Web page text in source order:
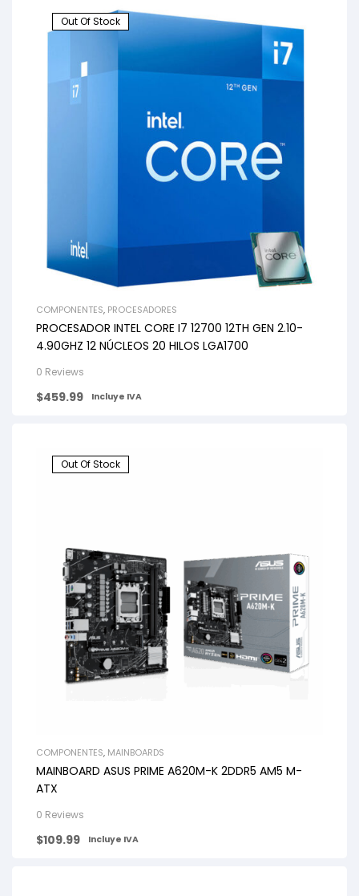
Out Of Stock
COMPONENTES, PROCESADORES
PROCESADOR INTEL CORE I7 12700 12TH GEN 2.10-
4.90GHZ 12 NÚCLEOS 20 HILOS LGA1700
0 Reviews
$459.99 Incluye IVA
Out Of Stock
COMPONENTES, MAINBOARDS
MAINBOARD ASUS PRIME A620M-K 2DDR5 AM5 M-
ATX
0 Reviews
$109.99 Incluye IVA